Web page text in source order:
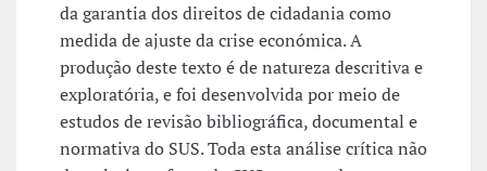
da garantia dos direitos de cidadania como
medida de ajuste da crise económica. A
produção deste texto é de natureza descritiva e
exploratória, e foi desenvolvida por meio de
estudos de revisão bibliográfica, documental e
normativa do SUS. Toda esta análise crítica não